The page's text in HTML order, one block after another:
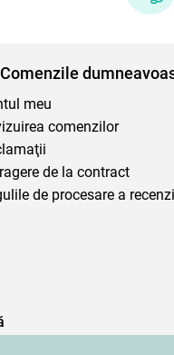
Comenzile
meu
comenzilor
de la contract
de procesare a